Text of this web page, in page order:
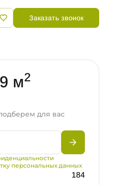
Заказать звонок
м2
для вас
персональных данных
184